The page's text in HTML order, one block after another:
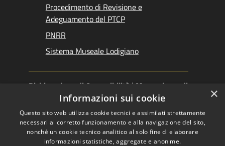
Procedimento di Revisione e
Adeguamento del PTCP
PNRR
Sistema Museale Lodigiano
Dichiarazione di Accessibilità | Meccanismo di
Feedback|Obiettivi accessibilità ×
Informazioni sui cookie
Questo sito web utilizza cookie tecnici e assimilati strettamente
necessari al corretto funzionamento e alla navigazione del sito,
nonché un cookie tecnico analitico al solo fine di elaborare
informazioni statistiche, aggregate e anonime.